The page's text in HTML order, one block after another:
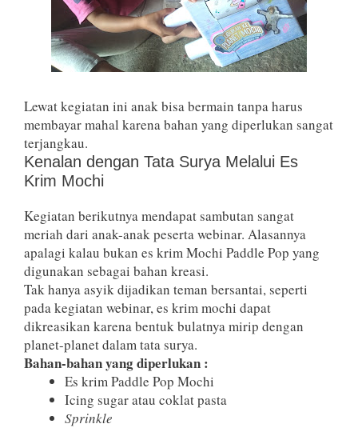
Lewat kegiatan ini anak bisa bermain tanpa harus
membayar mahal karena bahan yang diperlukan sangat
terjangkau.
Kenalan dengan Tata Surya Melalui Es
Krim Mochi
Kegiatan berikutnya mendapat sambutan sangat
meriah dari anak-anak peserta webinar. Alasannya
apalagi kalau bukan es krim Mochi Paddle Pop yang
digunakan sebagai bahan kreasi.
Tak hanya asyik dijadikan teman bersantai, seperti
pada kegiatan webinar, es krim mochi dapat
dikreasikan karena bentuk bulatnya mirip dengan
planet-planet dalam tata surya.
Bahan-bahan yang diperlukan :
Es krim Paddle Pop Mochi
Icing sugar atau coklat pasta
Sprinkle